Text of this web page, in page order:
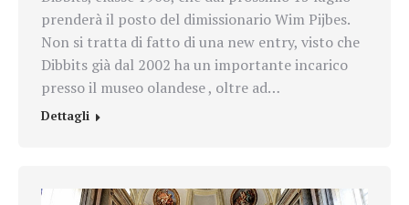
prenderà il posto del dimissionario Wim Pijbes.
Non si tratta di fatto di una new entry, visto che
Dibbits già dal 2002 ha un importante incarico
presso il museo olandese , oltre ad…
Dettagli